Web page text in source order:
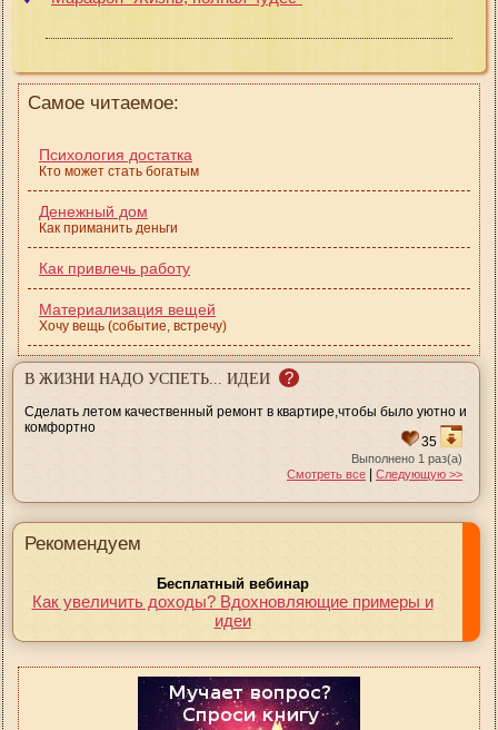
Самое читаемое:
Психология достатка
Кто может стать богатым
Денежный дом
Как приманить деньги
Как привлечь работу
Материализация вещей
Хочу вещь (событие, встречу)
В ЖИЗНИ НАДО УСПЕТЬ... ИДЕИ ?
Сделать летом качественный ремонт в квартире,чтобы было уютно и
комфортно
35
Выполнено 1 раз(а)
Смотреть все | Следующую >>
Рекомендуем
Бесплатный вебинар
Как увеличить доходы? Вдохновляющие примеры и
идеи